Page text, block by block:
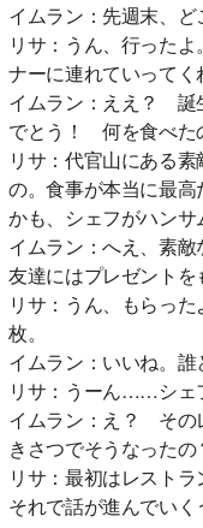
イムラン：先週末、ど
リサ：うん、行った
ナーに連れていってく
イムラン：ええ？ 誕
でとう！ 何を食べた
リサ：代官山にある
の。食事が本当に最
かも、シェフがハンサ
イムラン：へえ、素敵
友達にはプレゼントを
リサ：うん、もらっ
枚。
イムラン：いいね。誰
リサ：うーん……シェ
イムラン：え？ その
きさつでそうなったの
リサ：最初はレストラ
それで話が進んでい